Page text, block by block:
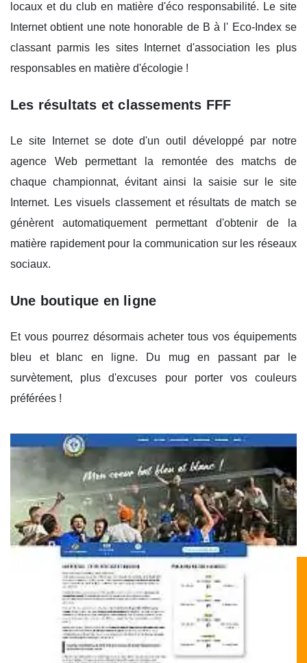
locaux et du club en matière d'éco responsabilité. Le site
Internet obtient une note honorable de B à l' Eco-Index se
classant parmis les sites Internet d'association les plus
responsables en matière d'écologie !
Les résultats et classements FFF
Le site Internet se dote d'un outil développé par notre
agence Web permettant la remontée des matchs de
chaque championnat, évitant ainsi la saisie sur le site
Internet. Les visuels classement et résultats de match se
génèrent automatiquement permettant d'obtenir de la
matière rapidement pour la communication sur les réseaux
sociaux.
Une boutique en ligne
Et vous pourrez désormais acheter tous vos équipements
bleu et blanc en ligne. Du mug en passant par le
survètement, plus d'excuses pour porter vos couleurs
préférées !